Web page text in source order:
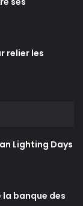
relier les
Lighting Days
la banque des